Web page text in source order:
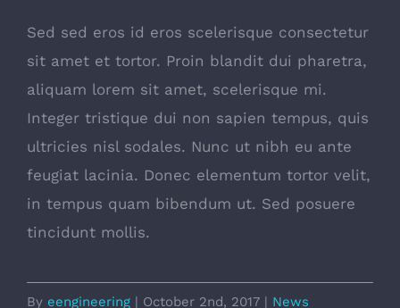
Sed sed eros id eros scelerisque consectetur
sit amet et tortor. Proin blandit dui pharetra,
aliquam lorem sit amet, scelerisque mi.
Integer tristique dui non sapien tempus, quis
ultricies nisl sodales. Nunc ut nibh eu ante
feugiat lacinia. Donec elementum tortor velit,
in tempus quam bibendum ut. Sed posuere
tincidunt mollis.
By eengineering | October 2nd, 2017 | News